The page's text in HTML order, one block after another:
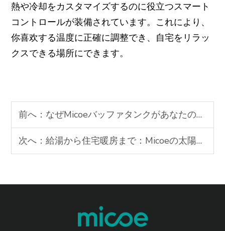
熱や冷却をカスタマイズするのに役立つスマート
コントロールが装備されています。これにより、
你喜欢する温度に正確に調整でき、自宅をリラッ
クスできる場所にできます。
前へ： なぜMicoeバッファタンクがあなたのヒートポンプシステムに最適なのか
次へ： 給湯から住宅暖房まで：Micoeの太陽熱温水器の利点